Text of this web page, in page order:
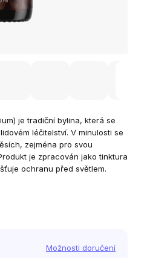
je tradiční bylina, která se
léčitelství. V minulosti se
zejména pro svou
je zpracován jako tinktura
ochranu před světlem.
Možnosti doručení